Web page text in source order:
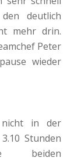
deutlich
mehr drin.
Peter
wieder
nicht in der
Stunden
beiden